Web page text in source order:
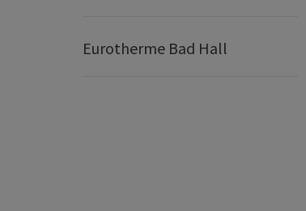
Eurotherme Bad Hall